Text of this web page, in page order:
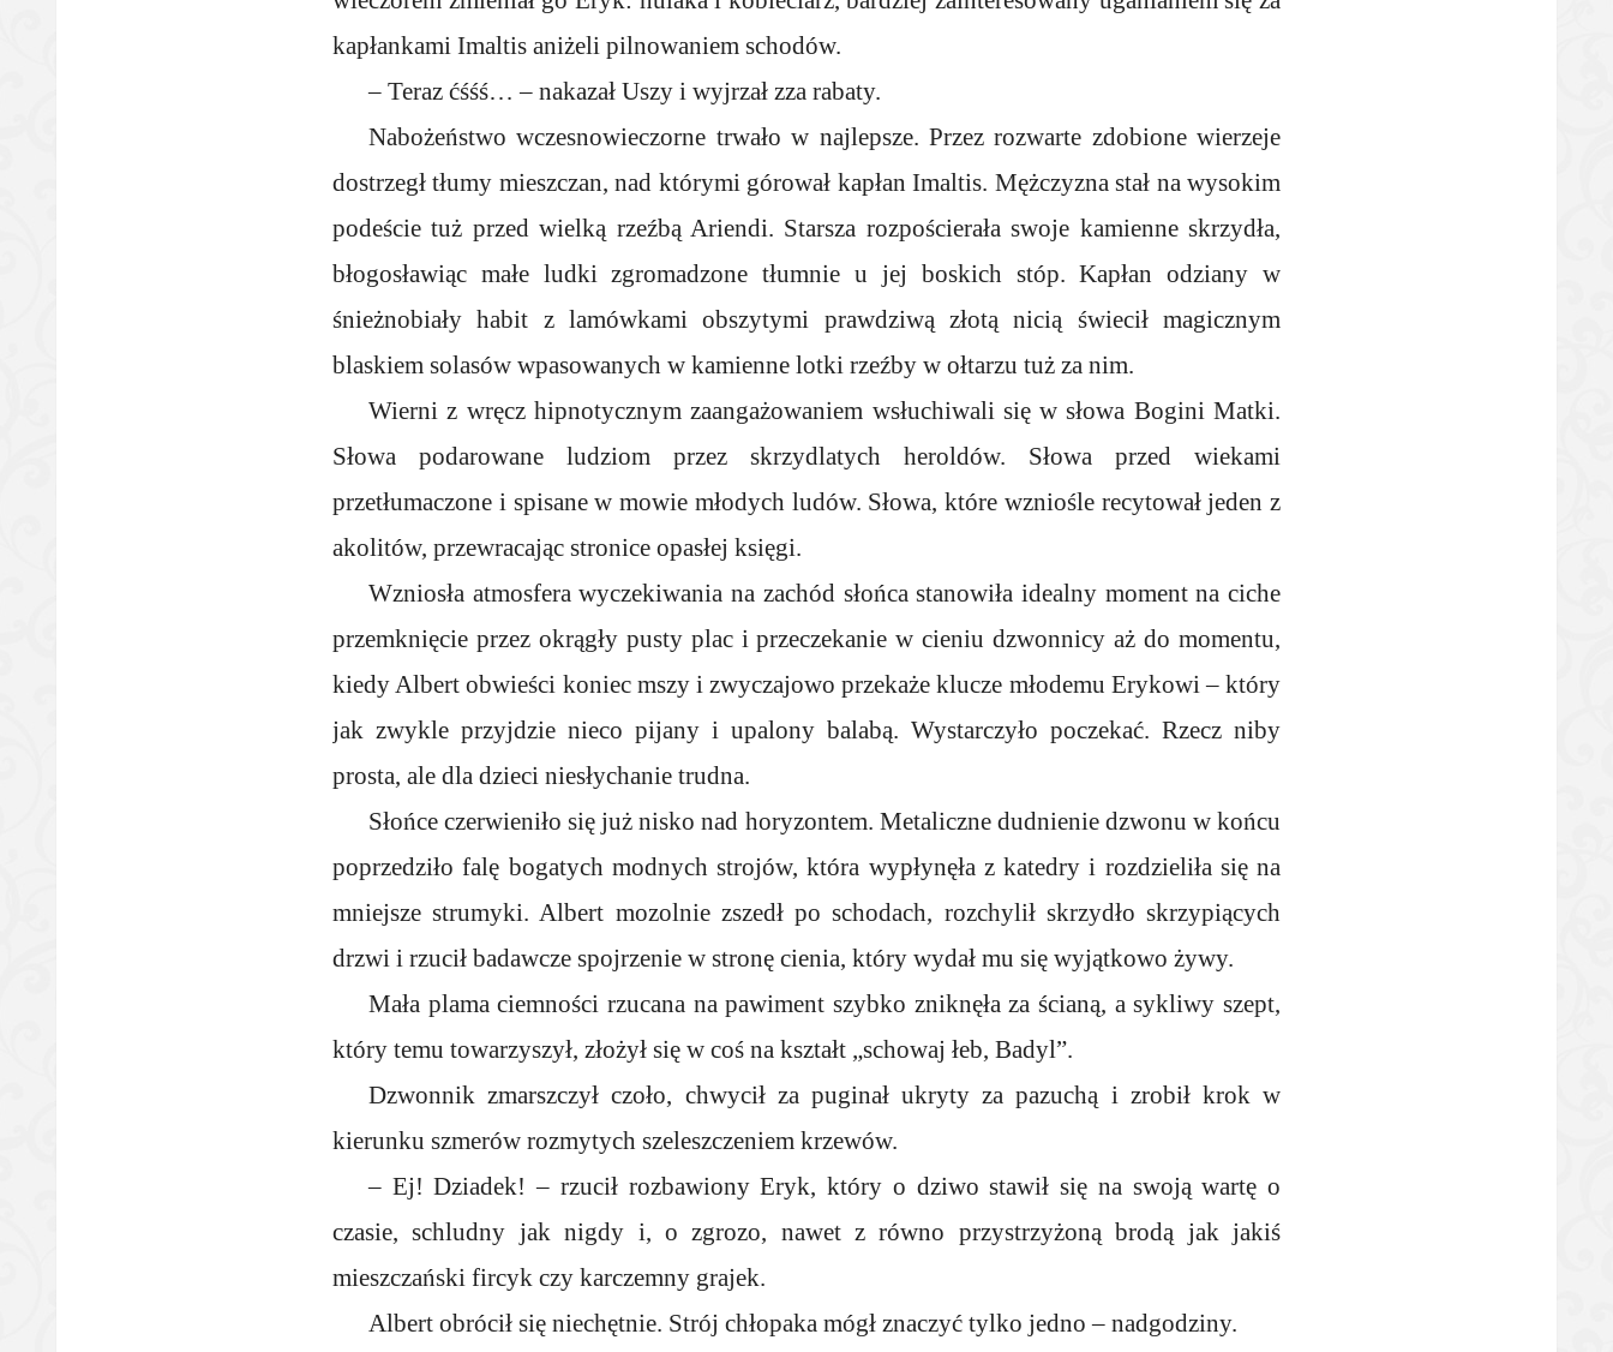
kapłankami Imaltis aniżeli pilnowaniem schodów.
– Teraz ćśśś… – nakazał Uszy i wyjrzał zza rabaty.
Nabożeństwo wczesnowieczorne trwało w najlepsze. Przez rozwarte zdobione wierzeje
dostrzegł tłumy mieszczan, nad którymi górował kapłan Imaltis. Mężczyzna stał na wysokim
podeście tuż przed wielką rzeźbą Ariendi. Starsza rozpościerała swoje kamienne skrzydła,
błogosławiąc małe ludki zgromadzone tłumnie u jej boskich stóp. Kapłan odziany w
śnieżnobiały habit z lamówkami obszytymi prawdziwą złotą nicią świecił magicznym
blaskiem solasów wpasowanych w kamienne lotki rzeźby w ołtarzu tuż za nim.
Wierni z wręcz hipnotycznym zaangażowaniem wsłuchiwali się w słowa Bogini Matki.
Słowa podarowane ludziom przez skrzydlatych heroldów. Słowa przed wiekami
przetłumaczone i spisane w mowie młodych ludów. Słowa, które wzniośle recytował jeden z
akolitów, przewracając stronice opasłej księgi.
Wzniosła atmosfera wyczekiwania na zachód słońca stanowiła idealny moment na ciche
przemknięcie przez okrągły pusty plac i przeczekanie w cieniu dzwonnicy aż do momentu,
kiedy Albert obwieści koniec mszy i zwyczajowo przekaże klucze młodemu Erykowi – który
jak zwykle przyjdzie nieco pijany i upalony balabą. Wystarczyło poczekać. Rzecz niby
prosta, ale dla dzieci niesłychanie trudna.
Słońce czerwieniło się już nisko nad horyzontem. Metaliczne dudnienie dzwonu w końcu
poprzedziło falę bogatych modnych strojów, która wypłynęła z katedry i rozdzieliła się na
mniejsze strumyki. Albert mozolnie zszedł po schodach, rozchylił skrzydło skrzypiących
drzwi i rzucił badawcze spojrzenie w stronę cienia, który wydał mu się wyjątkowo żywy.
Mała plama ciemności rzucana na pawiment szybko zniknęła za ścianą, a sykliwy szept,
który temu towarzyszył, złożył się w coś na kształt „schowaj łeb, Badyl”.
Dzwonnik zmarszczył czoło, chwycił za puginał ukryty za pazuchą i zrobił krok w
kierunku szmerów rozmytych szeleszczeniem krzewów.
– Ej! Dziadek! – rzucił rozbawiony Eryk, który o dziwo stawił się na swoją wartę o
czasie, schludny jak nigdy i, o zgrozo, nawet z równo przystrzyżoną brodą jak jakiś
mieszczański fircyk czy karczemny grajek.
Albert obrócił się niechętnie. Strój chłopaka mógł znaczyć tylko jedno – nadgodziny.